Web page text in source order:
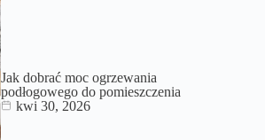
Jak dobrać moc ogrzewania
podłogowego do pomieszczenia
kwi 30, 2026